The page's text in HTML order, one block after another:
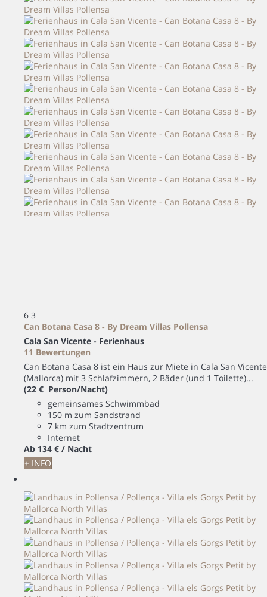
6 3
Can Botana Casa 8 - By Dream Villas Pollensa
Cala San Vicente - Ferienhaus
11 Bewertungen
Can Botana Casa 8 ist ein Haus zur Miete in Cala San Vicente
(Mallorca) mit 3 Schlafzimmern, 2 Bäder (und 1 Toilette)...
(22 € Person/Nacht)
gemeinsames Schwimmbad
150 m zum Sandstrand
7 km zum Stadtzentrum
Internet
Ab 134 € / Nacht
+ INFO